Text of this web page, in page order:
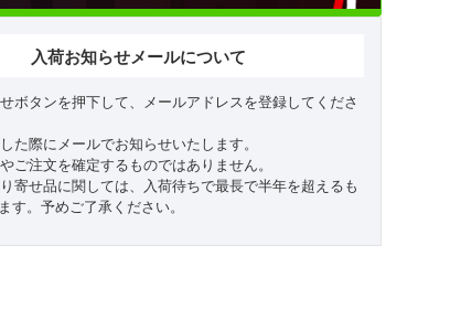
入荷お知らせメールについて
ボタンを押下して、メールアドレスを登録してくださ
た際にメールでお知らせいたします。
ご注文を確定するものではありません。
寄せ品に関しては、入荷待ちで最長で半年を超えるも
す。予めご了承ください。